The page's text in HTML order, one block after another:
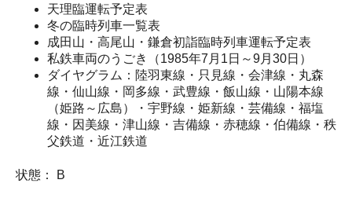
天理臨運転予定表
冬の臨時列車一覧表
成田山・高尾山・鎌倉初詣臨時列車運転予定表
私鉄車両のうごき（1985年7月1日～9月30日）
ダイヤグラム：陸羽東線・只見線・会津線・丸森
線・仙山線・岡多線・武豊線・飯山線・山陽本線
（姫路～広島）・宇野線・姫新線・芸備線・福塩
線・因美線・津山線・吉備線・赤穂線・伯備線・秩
父鉄道・近江鉄道
状態： B